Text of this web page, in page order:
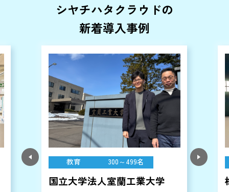
シヤチハタクラウドの
新着導入事例
教育 300～499名
国立大学法人室蘭工業大学